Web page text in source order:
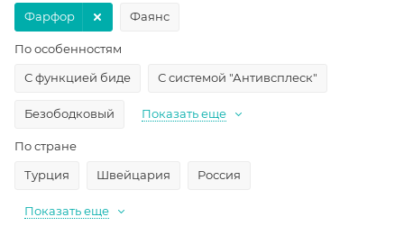
Фаянс
Фарфор
По особенностям
С функцией биде
С системой "Антивсплеск"
Безободковый Показать еще
По стране
Турция
Швейцария Россия
Показать еще